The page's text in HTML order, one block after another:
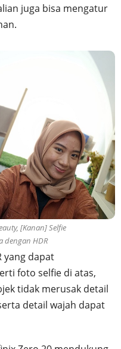
juga bisa mengatur
[Kanan] Selfie
dengan HDR
yang dapat
foto selfie di atas,
tidak merusak detail
detail wajah dapat